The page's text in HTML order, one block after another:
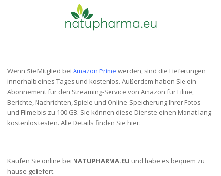
Wenn Sie Mitglied bei Amazon Prime werden, sind die Lieferungen
innerhalb eines Tages und kostenlos. Außerdem haben Sie ein
Abonnement für den Streaming-Service von Amazon für Filme,
Berichte, Nachrichten, Spiele und Online-Speicherung Ihrer Fotos
und Filme bis zu 100 GB. Sie können diese Dienste einen Monat lang
kostenlos testen. Alle Details finden Sie hier:
Kaufen Sie online bei NATUPHARMA.EU und habe es bequem zu
hause geliefert.